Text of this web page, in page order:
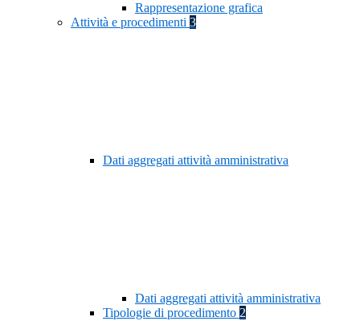
Rappresentazione grafica
Attività e procedimenti 3
Dati aggregati attività amministrativa
Dati aggregati attività amministrativa
Tipologie di procedimento 2